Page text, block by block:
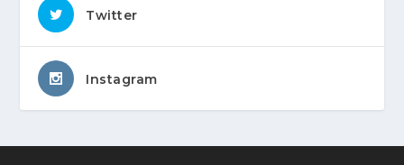
Twitter
Instagram